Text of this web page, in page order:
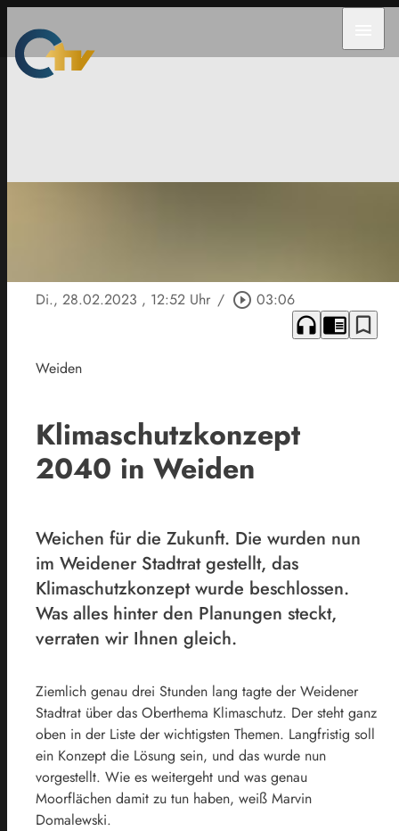
Di., 28.02.2023 , 12:52 Uhr / play_circle_outline 03:06
headphones chrome_reader_mode bookmark_border
Weiden
Klimaschutzkonzept
2040 in Weiden
Weichen für die Zukunft. Die wurden nun
im Weidener Stadtrat gestellt, das
Klimaschutzkonzept wurde beschlossen.
Was alles hinter den Planungen steckt,
verraten wir Ihnen gleich.
Ziemlich genau drei Stunden lang tagte der Weidener
Stadtrat über das Oberthema Klimaschutz. Der steht ganz
oben in der Liste der wichtigsten Themen. Langfristig soll
ein Konzept die Lösung sein, und das wurde nun
vorgestellt. Wie es weitergeht und was genau
Moorflächen damit zu tun haben, weiß Marvin
Domalewski.